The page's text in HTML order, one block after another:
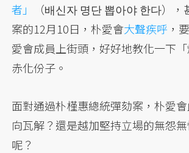
者」
（배신자 명단 뽑아야 한다）
案的12月10日，朴愛會大聲疾呼 ，
愛會成員上街頭，好好地教化一下
赤化份子。
面對通過朴槿惠總統彈劾案，朴愛
向瓦解？還是越加堅持立場的無怨
呢？